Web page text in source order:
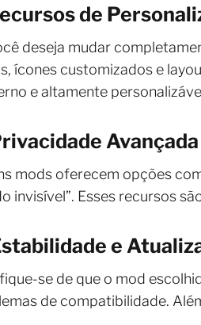
de
deseja mudar
ícones customizados e
e altamente
Avançada
mods oferecem opções
invisível”. Esses recursos
e
se de que o mod
de compatibilidade.